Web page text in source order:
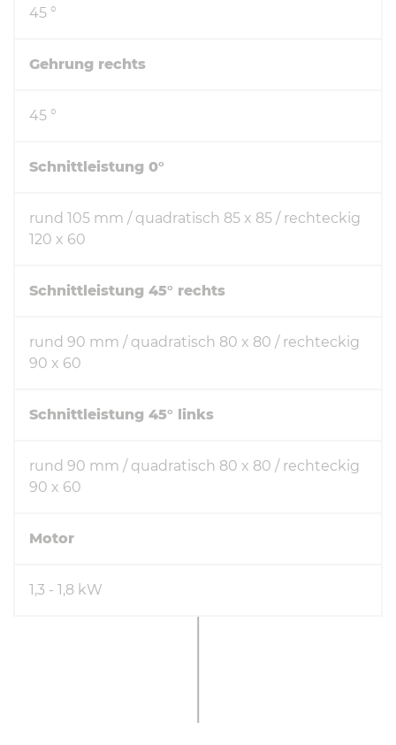
45 °
Gehrung rechts
45 °
Schnittleistung 0°
rund 105 mm / quadratisch 85 x 85 / rechteckig
120 x 60
Schnittleistung 45° rechts
rund 90 mm / quadratisch 80 x 80 / rechteckig
90 x 60
Schnittleistung 45° links
rund 90 mm / quadratisch 80 x 80 / rechteckig
90 x 60
Motor
1,3 - 1,8 kW